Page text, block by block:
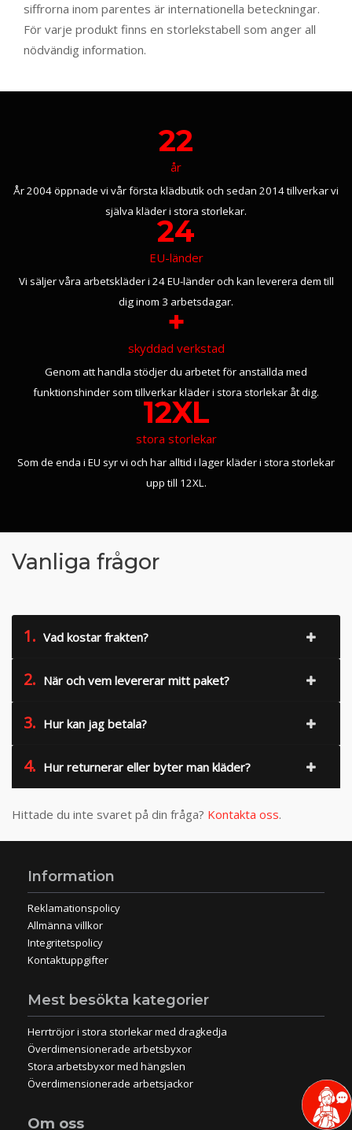
siffrorna inom parentes är internationella beteckningar.
För varje produkt finns en storlekstabell som anger all
nödvändig information.
22
år
År 2004 öppnade vi vår första klädbutik och sedan 2014 tillverkar vi
själva kläder i stora storlekar.
24
EU-länder
Vi säljer våra arbetskläder i 24 EU-länder och kan leverera dem till
dig inom 3 arbetsdagar.
+
skyddad verkstad
Genom att handla stödjer du arbetet för anställda med
funktionshinder som tillverkar kläder i stora storlekar åt dig.
12XL
stora storlekar
Som de enda i EU syr vi och har alltid i lager kläder i stora storlekar
upp till 12XL.
Vanliga frågor
1. Vad kostar frakten?
2. När och vem levererar mitt paket?
3. Hur kan jag betala?
4. Hur returnerar eller byter man kläder?
Hittade du inte svaret på din fråga? Kontakta oss.
Information
Reklamationspolicy
Allmänna villkor
Integritetspolicy
Kontaktuppgifter
Mest besökta kategorier
Herrtröjor i stora storlekar med dragkedja
Överdimensionerade arbetsbyxor
Stora arbetsbyxor med hängslen
Överdimensionerade arbetsjackor
Om oss